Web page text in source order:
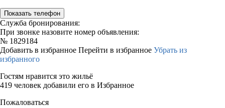
Показать телефон
Служба бронирования:
При звонке назовите номер объявления:
№ 1829184
Добавить в избранное Перейти в избранное Убрать из
избранного
Гостям нравится это жильё
419 человек добавили его в Избранное
Пожаловаться